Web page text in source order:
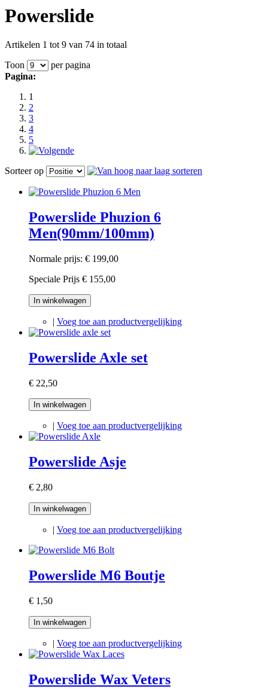
Powerslide
Artikelen 1 tot 9 van 74 in totaal
Toon
per pagina
Pagina:
1
2
3
4
5
Sorteer op
Powerslide Phuzion 6
Men(90mm/100mm)
Normale prijs: € 199,00
Speciale Prijs € 155,00
In winkelwagen
| Voeg toe aan productvergelijking
Powerslide Axle set
€ 22,50
In winkelwagen
| Voeg toe aan productvergelijking
Powerslide Asje
€ 2,80
In winkelwagen
| Voeg toe aan productvergelijking
Powerslide M6 Boutje
€ 1,50
In winkelwagen
| Voeg toe aan productvergelijking
Powerslide Wax Veters